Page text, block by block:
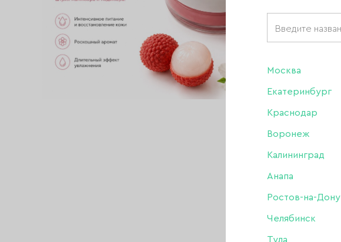
Москва
Екатеринбург
Краснодар
Воронеж
Калининград
Анапа
Ростов-на-Дону
Челябинск
Тула